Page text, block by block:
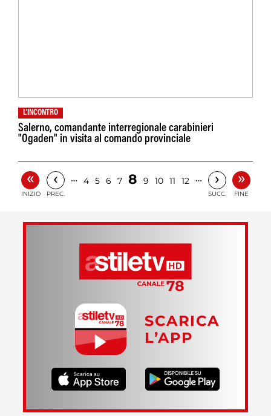
L'INCONTRO
Salerno, comandante interregionale carabinieri
"Ogaden" in visita al comando provinciale
«
INIZIO
‹
PREC.
… 4 5 6 7 8 9 10 11 12 … ›
SUCC.
»
FINE
SCARICA
L’APP